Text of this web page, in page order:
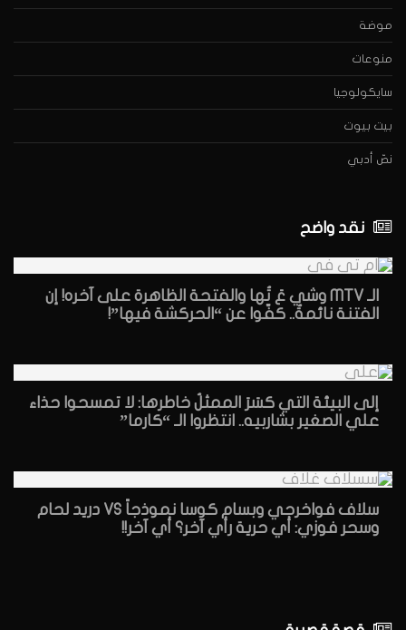
موضة
منوعات
سايكولوجيا
بيت بيوت
نصّ أدبي
نقد واضح
الـ MTV وشي عَ تُها والفتحة الظاهرة على آخره! إن
الفتنة نائمةٌ.. كفّوا عن “الحركشة فيها”!
إلى البيئة التي كسَرَ الممثلُ خاطرها: لا تمسحوا حذاء
علي الصغير بشاربيه.. انتظروا الـ “كارما”
سلاف فواخرجي وبسام كوسا نموذجاً VS دريد لحام
وسحر فوزي: أي حرية رأي آخر؟ أي آخر!!